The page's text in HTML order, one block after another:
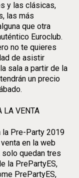
y las clásicas,
las más
que otra
Euroclub.
no te quieres
de asistir
sala a partir de la
un precio
LA VENTA
la Pre-Party 2019
en la web
solo quedan tres
la PrePartyES,
PrePartyES,